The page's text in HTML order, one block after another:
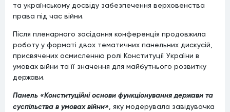
та українському досвіду забезпечення верховенства
права під час війни.
Після пленарного засідання конференція продовжила
роботу у форматі двох тематичних панельних дискусій,
присвячених осмисленню ролі Конституції України в
умовах війни та її значення для майбутнього розвитку
держави.
Панель «Конституційні основи функціонування держави та
суспільства в умовах війни», яку модерувала завідувачка